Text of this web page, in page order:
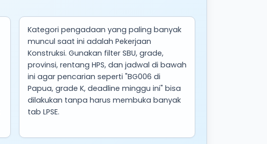
Kategori pengadaan yang paling banyak
muncul saat ini adalah Pekerjaan
Konstruksi. Gunakan filter SBU, grade,
provinsi, rentang HPS, dan jadwal di bawah
ini agar pencarian seperti "BG006 di
Papua, grade K, deadline minggu ini" bisa
dilakukan tanpa harus membuka banyak
tab LPSE.